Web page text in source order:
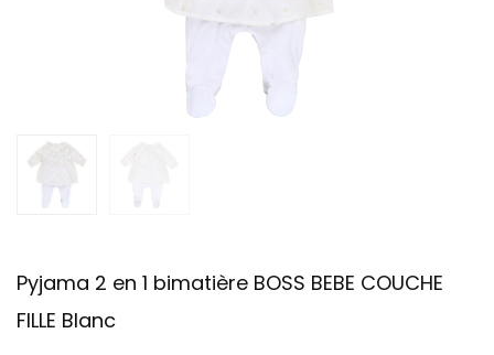
Pyjama 2 en 1 bimatière BOSS BEBE COUCHE
FILLE Blanc